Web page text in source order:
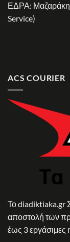
ΕΔΡΑ: Μαζαράκη
Service)
ACS COURIER
Το diadiktiaka.gr
αποστολή των
έως 3 εργάσιμες